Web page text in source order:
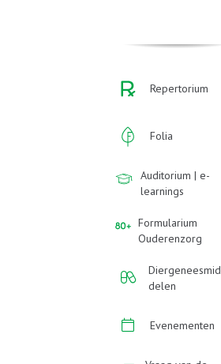
Repertorium
Folia
Auditorium | e-
learnings
Formularium
Ouderenzorg
Diergeneesmid
delen
Evenementen